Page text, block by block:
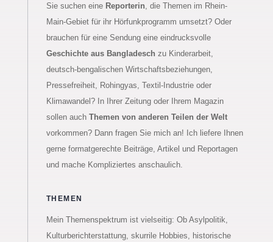
Sie suchen eine Reporterin , die Themen im Rhein-
Main-Gebiet für ihr Hörfunkprogramm umsetzt? Oder
brauchen für eine Sendung eine eindrucksvolle
Geschichte aus Bangladesch zu Kinderarbeit,
deutsch-bengalischen Wirtschaftsbeziehungen,
Pressefreiheit, Rohingyas, Textil-Industrie oder
Klimawandel? In Ihrer Zeitung oder Ihrem Magazin
sollen auch Themen von anderen Teilen der Welt
vorkommen? Dann fragen Sie mich an! Ich liefere Ihnen
gerne formatgerechte Beiträge, Artikel und Reportagen
und mache Kompliziertes anschaulich.
THEMEN
Mein Themenspektrum ist vielseitig: Ob Asylpolitik,
Kulturberichterstattung, skurrile Hobbies, historische